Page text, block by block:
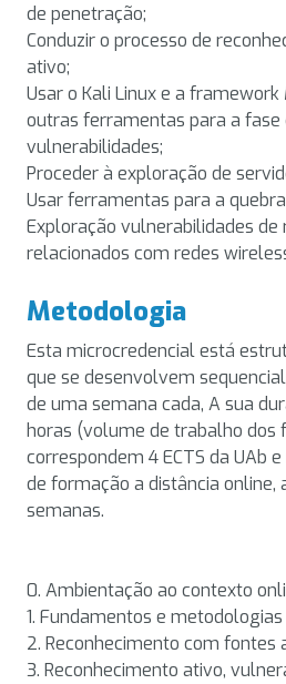
de penetração;
Conduzir o processo de
ativo;
Usar o Kali Linux e a
outras ferramentas para a fase
vulnerabilidades;
Proceder à exploração de
Usar ferramentas para a
Exploração vulnerabilidades de
relacionados com redes
Metodologia
Esta microcredencial está
que se desenvolvem
de uma semana cada, A sua
horas (volume de trabalho dos
correspondem 4 ECTS da UAb
de formação a distância online,
semanas.
0. Ambientação ao contexto
1. Fundamentos e metodologias
2. Reconhecimento com fontes
3. Reconhecimento ativo,